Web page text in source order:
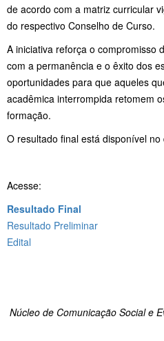
de acordo com a matriz curricular
do respectivo Conselho de Curso.
A iniciativa reforça o compromisso
com a permanência e o êxito dos
oportunidades para que aqueles
acadêmica interrompida retomem
formação.
O resultado final está disponível
Acesse:
Resultado Final
Resultado Preliminar
Edital
Núcleo de Comunicação Social e